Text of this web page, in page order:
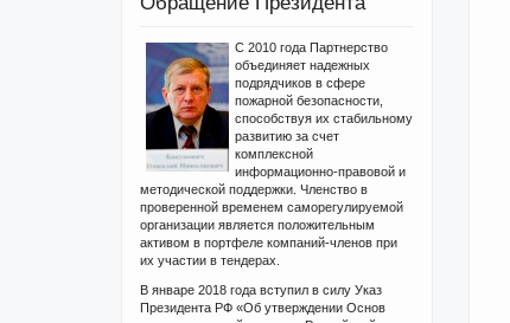
С 2010 года Партнерство
объединяет надежных
подрядчиков в сфере
пожарной безопасности,
способствуя их стабильному
развитию за счет
комплексной
информационно-правовой и
методической поддержки. Членство в
проверенной временем саморегулируемой
организации является положительным
активом в портфеле компаний-членов при
их участии в тендерах.
В январе 2018 года вступил в силу Указ
Президента РФ «Об утверждении Основ